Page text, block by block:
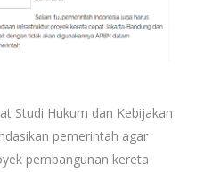
Studi Hukum dan Kebijakan
pemerintah agar
pembangunan kereta